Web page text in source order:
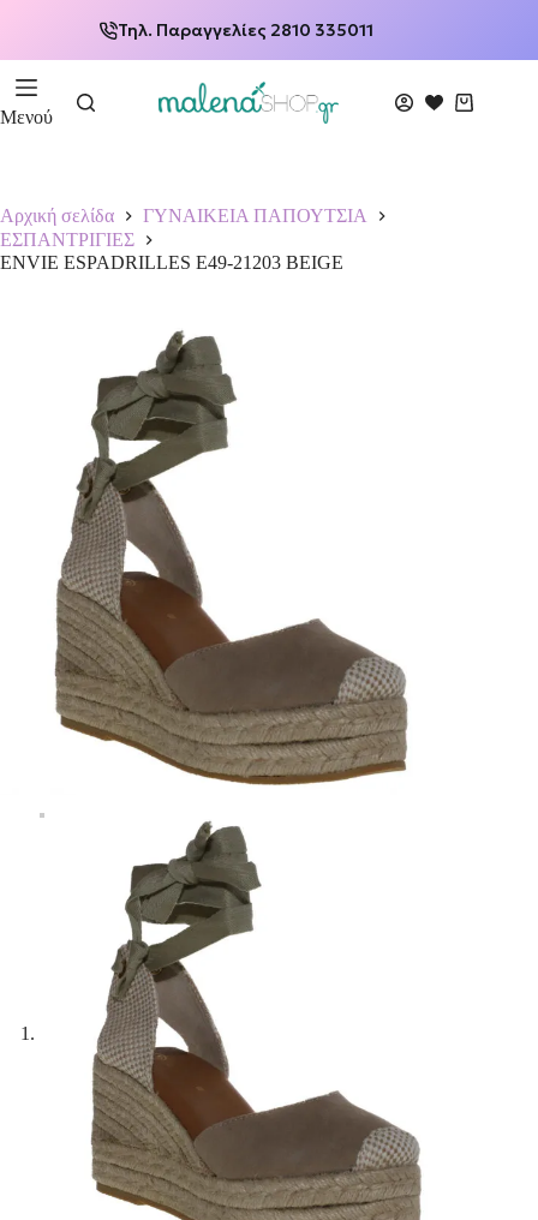
Τηλ. Παραγγελίες 2810 335011
Μενού
Αρχική σελίδα
ΓΥΝΑΙΚΕΙΑ ΠΑΠΟΥΤΣΙΑ
ΕΣΠΑΝΤΡΙΓΙΕΣ
ENVIE ESPADRILLES E49-21203 BEIGE